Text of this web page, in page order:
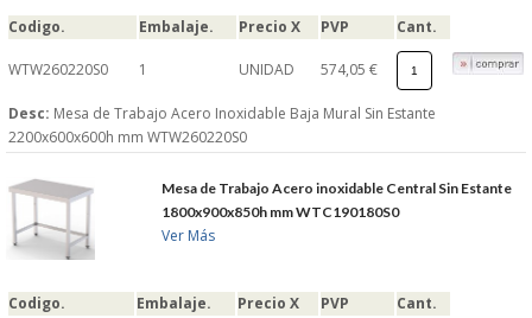
Codigo. Embalaje. Precio X PVP Cant.
WTW260220S0 1 UNIDAD 574,05 €
Desc: Mesa de Trabajo Acero Inoxidable Baja Mural Sin Estante
2200x600x600h mm WTW260220S0
Mesa de Trabajo Acero inoxidable Central Sin Estante
1800x900x850h mm WTC190180S0
Ver Más
Codigo. Embalaje. Precio X PVP Cant.